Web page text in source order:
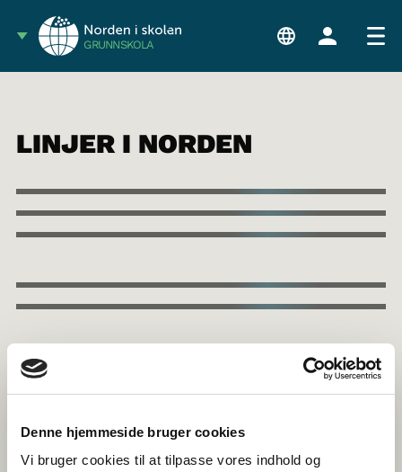
Denne hjemmeside bruger cookies
Vi bruger cookies til at tilpasse vores indhold og
GRUNNSKOLA
LINJER I NORDEN